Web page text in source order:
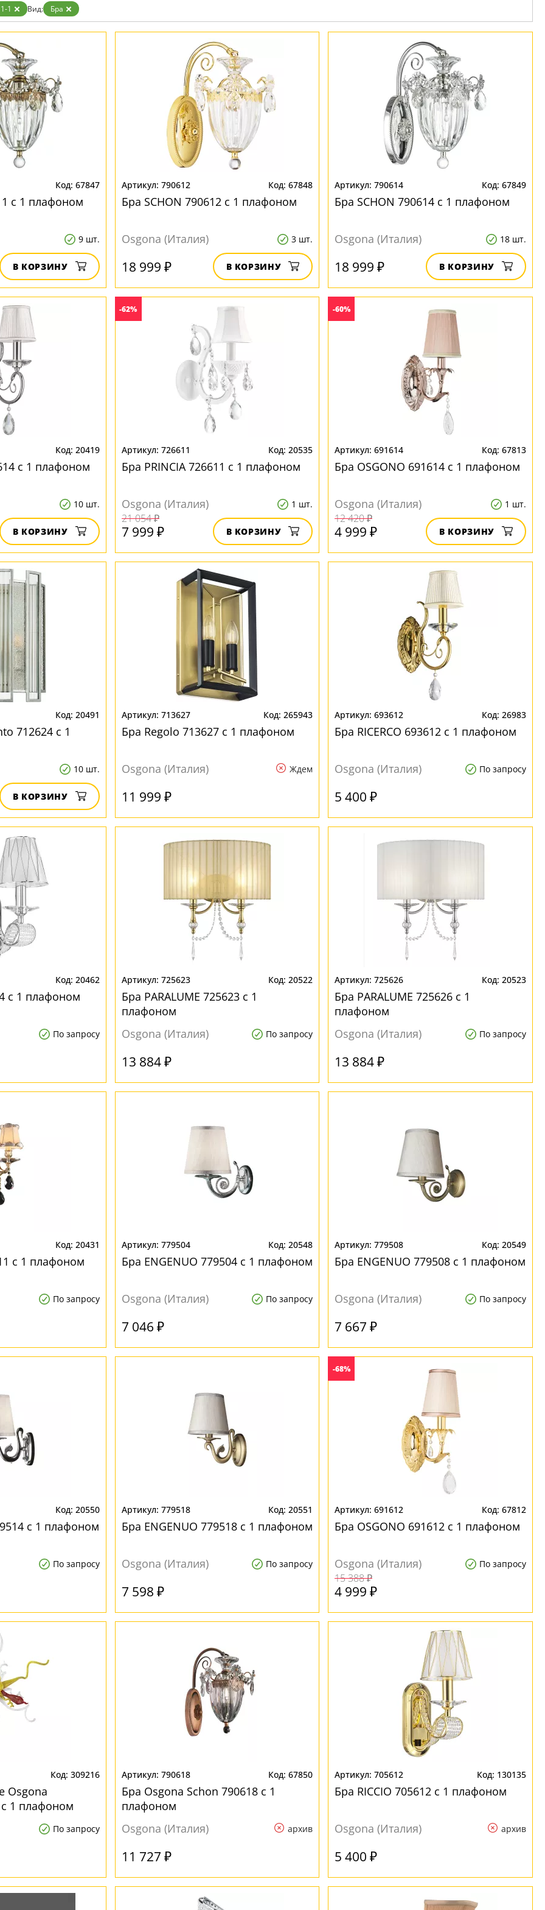
1-1 Вид: Бра
67847
с 1 плафоном
9 шт.
В КОРЗИНУ
790612 67848
Бра SCHON 790612 с 1 плафоном
Osgona (Италия) 3 шт.
18 999 ₽ В КОРЗИНУ
790614 67849
Бра SCHON 790614 с 1 плафоном
Osgona (Италия) 18 шт.
18 999 ₽ В КОРЗИНУ
20419
с 1 плафоном
10 шт.
В КОРЗИНУ
-62%
726611 20535
Бра PRINCIA 726611 с 1 плафоном
Osgona (Италия) 1 шт.
21 054 ₽
7 999 ₽ В КОРЗИНУ
-60%
691614 67813
Бра OSGONO 691614 с 1 плафоном
Osgona (Италия) 1 шт.
12 420 ₽
4 999 ₽ В КОРЗИНУ
20491
712624 с 1
10 шт.
В КОРЗИНУ
713627 265943
Бра Regolo 713627 с 1 плафоном
Osgona (Италия) Ждем
11 999 ₽
693612 26983
Бра RICERCO 693612 с 1 плафоном
Osgona (Италия) По запросу
5 400 ₽
20462
с 1 плафоном
По запросу
725623 20522
Бра PARALUME 725623 с 1
плафоном
Osgona (Италия)
По запросу
13 884 ₽
725626 20523
Бра PARALUME 725626 с 1
плафоном
Osgona (Италия)
По запросу
13 884 ₽
20431
с 1 плафоном
По запросу
779504 20548
Бра ENGENUO 779504 с 1 плафоном
Osgona (Италия) По запросу
7 046 ₽
779508 20549
Бра ENGENUO 779508 с 1 плафоном
Osgona (Италия) По запросу
7 667 ₽
20550
с 1 плафоном
По запросу
779518 20551
Бра ENGENUO 779518 с 1 плафоном
Osgona (Италия) По запросу
7 598 ₽
-68%
691612 67812
Бра OSGONO 691612 с 1 плафоном
Osgona (Италия) По запросу
15 388 ₽
4 999 ₽
309216
Osgona
с 1 плафоном
По запросу
790618 67850
Бра Osgona Schon 790618 с 1
плафоном
Osgona (Италия)
архив
11 727 ₽
705612 130135
Бра RICCIO 705612 с 1 плафоном
Osgona (Италия) архив
5 400 ₽